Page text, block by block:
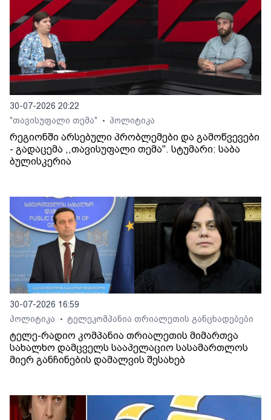
30-07-2026 20:22
"თავისუფალი თემა"
• პოლიტიკა
რეგიონში არსებული პრობლემები და გამოწვევები
- გადაცემა ,,თავისუფალი თემა". სტუმარი: საბა
ბულისკერია
30-07-2026 16:59
პოლიტიკა
• ტელეკომპანია თრიალეთის განცხადებები
ტელე-რადიო კომპანია თრიალეთის მიმართვა
სახალხო დამცველს სააპელაციო სასამართლოს
მიერ განჩინების დამალვის შესახებ